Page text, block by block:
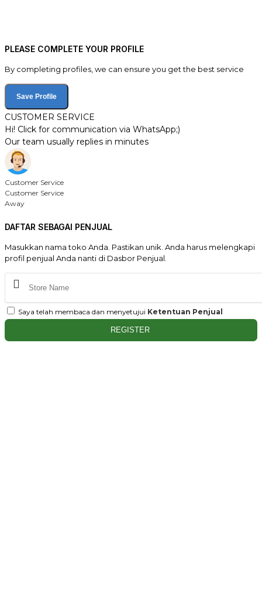
PLEASE COMPLETE YOUR PROFILE
By completing profiles, we can ensure you get the best service
Save Profile
CUSTOMER SERVICE
Hi! Click for communication via WhatsApp;)
Our team usually replies in minutes
Customer Service
Customer Service
Away
DAFTAR SEBAGAI PENJUAL
Masukkan nama toko Anda. Pastikan unik. Anda harus melengkapi
profil penjual Anda nanti di Dasbor Penjual.
Saya telah membaca dan menyetujui Ketentuan Penjual
REGISTER